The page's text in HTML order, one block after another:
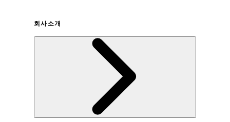
회사소개